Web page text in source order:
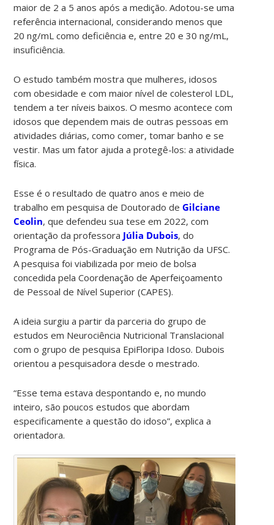
maior de 2 a 5 anos após a medição. Adotou-se uma
referência internacional, considerando menos que
20 ng/mL como deficiência e, entre 20 e 30 ng/mL,
insuficiência.
O estudo também mostra que mulheres, idosos
com obesidade e com maior nível de colesterol LDL,
tendem a ter níveis baixos. O mesmo acontece com
idosos que dependem mais de outras pessoas em
atividades diárias, como comer, tomar banho e se
vestir. Mas um fator ajuda a protegê-los: a atividade
física.
Esse é o resultado de quatro anos e meio de
trabalho em pesquisa de Doutorado deGilciane
Ceolin, que defendeu sua tese em 2022, com
orientação da professora Júlia Dubois, do
Programa de Pós-Graduação em Nutrição da UFSC.
A pesquisa foi viabilizada por meio de bolsa
concedida pela Coordenação de Aperfeiçoamento
de Pessoal de Nível Superior (CAPES).
A ideia surgiu a partir da parceria do grupo de
estudos em Neurociência Nutricional Translacional
com o grupo de pesquisa EpiFloripa Idoso. Dubois
orientou a pesquisadora desde o mestrado.
“Esse tema estava despontando e, no mundo
inteiro, são poucos estudos que abordam
especificamente a questão do idoso”, explica a
orientadora.